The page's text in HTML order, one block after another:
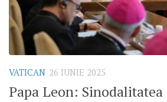
VATICAN 26 IUNIE 2025
Papa Leon: Sinodalitatea